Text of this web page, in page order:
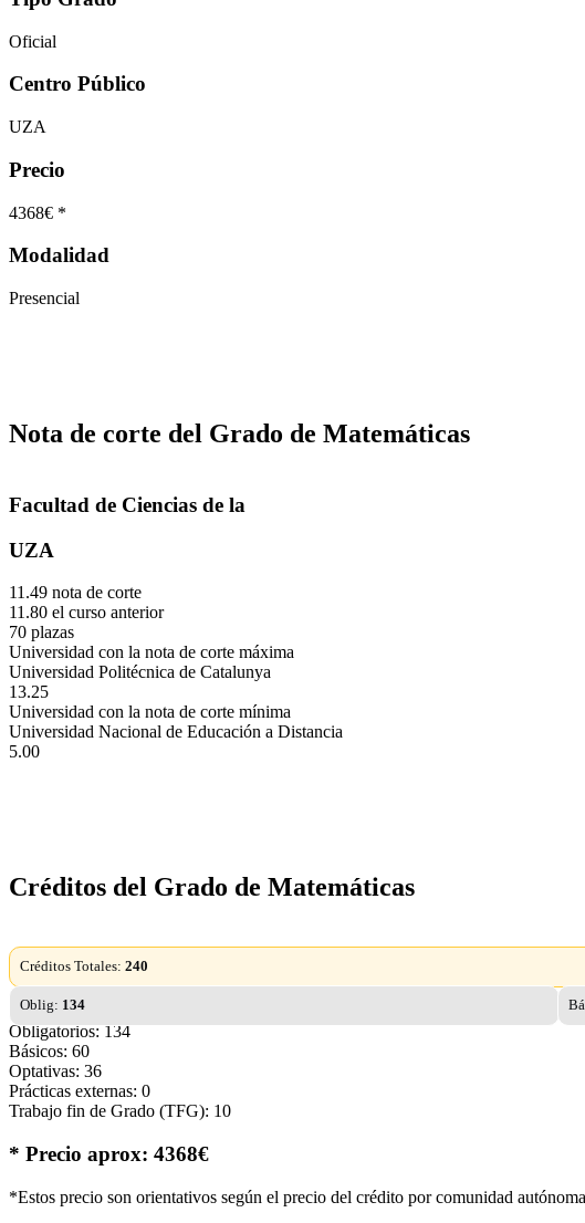
Oficial
Centro Público
UZA
Precio
4368€ *
Modalidad
Presencial
Nota de corte del Grado de Matemáticas
Facultad de Ciencias de la
UZA
11.49 nota de corte
11.80 el curso anterior
70 plazas
Universidad con la nota de corte máxima
Universidad Politécnica de Catalunya
13.25
Universidad con la nota de corte mínima
Universidad Nacional de Educación a Distancia
5.00
Créditos del Grado de Matemáticas
Créditos Totales: 240
Oblig: 134
Obligatorios: 134
Básicos: 60
Optativas: 36
Prácticas externas: 0
Trabajo fin de Grado (TFG): 10
* Precio aprox: 4368€
*Estos precio son orientativos según el precio del crédito por comunidad